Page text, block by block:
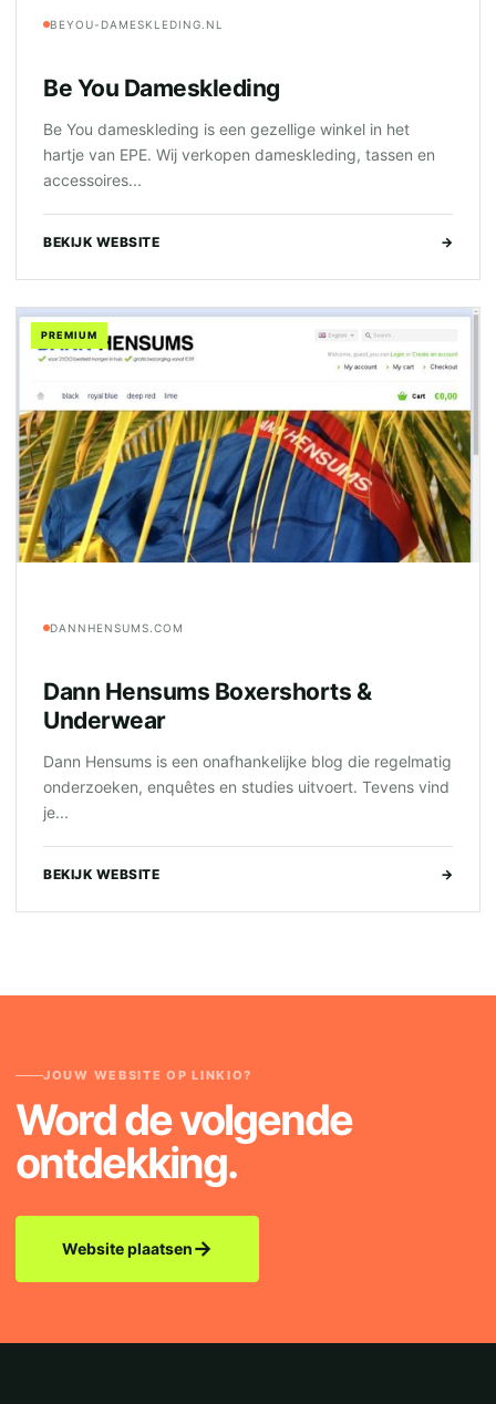
BEYOU-DAMESKLEDING.NL
Be You Dameskleding
Be You dameskleding is een gezellige winkel in het
hartje van EPE. Wij verkopen dameskleding, tassen en
accessoires...
BEKIJK WEBSITE →
PREMIUM
DANNHENSUMS.COM
Dann Hensums Boxershorts &
Underwear
Dann Hensums is een onafhankelijke blog die regelmatig
onderzoeken, enquêtes en studies uitvoert. Tevens vind
je...
BEKIJK WEBSITE →
JOUW WEBSITE OP LINKIO?
Word de volgende
ontdekking.
Website plaatsen→